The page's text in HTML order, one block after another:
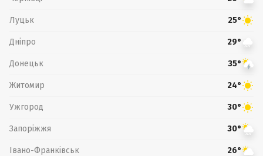
Луцьк 25°
Дніпро 29°
Донецьк 35°
Житомир 24°
Ужгород 30°
Запоріжжя 30°
Івано-Франківськ 26°